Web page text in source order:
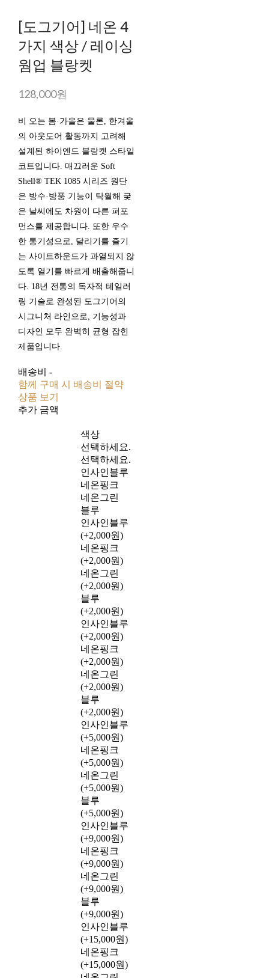
[도그기어] 네온 4
가지 색상 / 레이싱
웜업 블랑켓
128,000원
비 오는 봄·가을은 물론, 한겨울
의 아웃도어 활동까지 고려해
설계된 하이엔드 블랑켓 스타일
코트입니다. 매끄러운 Soft
Shell® TEK 1085 시리즈 원단
은 방수·방풍 기능이 탁월해 궂
은 날씨에도 차원이 다른 퍼포
먼스를 제공합니다. 또한 우수
한 통기성으로, 달리기를 즐기
는 사이트하운드가 과열되지 않
도록 열기를 빠르게 배출해줍니
다. 18년 전통의 독자적 테일러
링 기술로 완성된 도그기어의
시그니처 라인으로, 기능성과
디자인 모두 완벽히 균형 잡힌
제품입니다.
배송비 -
함께 구매 시 배송비 절약
상품 보기
추가 금액
색상
선택하세요.
선택하세요.
인사인블루
네온핑크
네온그린
블루
인사인블루
(+2,000원)
네온핑크
(+2,000원)
네온그린
(+2,000원)
블루
(+2,000원)
인사인블루
(+2,000원)
네온핑크
(+2,000원)
네온그린
(+2,000원)
블루
(+2,000원)
인사인블루
(+5,000원)
네온핑크
(+5,000원)
네온그린
(+5,000원)
블루
(+5,000원)
인사인블루
(+9,000원)
네온핑크
(+9,000원)
네온그린
(+9,000원)
블루
(+9,000원)
인사인블루
(+15,000원)
네온핑크
(+15,000원)